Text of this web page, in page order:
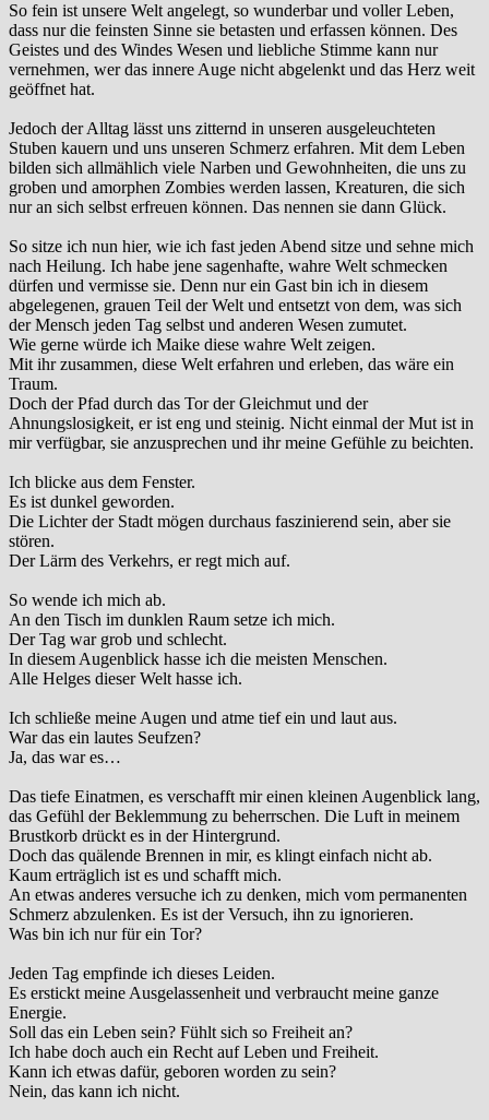
So fein ist unsere Welt angelegt, so wunderbar und voller Leben,
dass nur die feinsten Sinne sie betasten und erfassen können. Des
Geistes und des Windes Wesen und liebliche Stimme kann nur
vernehmen, wer das innere Auge nicht abgelenkt und das Herz weit
geöffnet hat.
Jedoch der Alltag lässt uns zitternd in unseren ausgeleuchteten
Stuben kauern und uns unseren Schmerz erfahren. Mit dem Leben
bilden sich allmählich viele Narben und Gewohnheiten, die uns zu
groben und amorphen Zombies werden lassen, Kreaturen, die sich
nur an sich selbst erfreuen können. Das nennen sie dann Glück.
So sitze ich nun hier, wie ich fast jeden Abend sitze und sehne mich
nach Heilung. Ich habe jene sagenhafte, wahre Welt schmecken
dürfen und vermisse sie. Denn nur ein Gast bin ich in diesem
abgelegenen, grauen Teil der Welt und entsetzt von dem, was sich
der Mensch jeden Tag selbst und anderen Wesen zumutet.
Wie gerne würde ich Maike diese wahre Welt zeigen.
Mit ihr zusammen, diese Welt erfahren und erleben, das wäre ein
Traum.
Doch der Pfad durch das Tor der Gleichmut und der
Ahnungslosigkeit, er ist eng und steinig. Nicht einmal der Mut ist in
mir verfügbar, sie anzusprechen und ihr meine Gefühle zu beichten.
Ich blicke aus dem Fenster.
Es ist dunkel geworden.
Die Lichter der Stadt mögen durchaus faszinierend sein, aber sie
stören.
Der Lärm des Verkehrs, er regt mich auf.
So wende ich mich ab.
An den Tisch im dunklen Raum setze ich mich.
Der Tag war grob und schlecht.
In diesem Augenblick hasse ich die meisten Menschen.
Alle Helges dieser Welt hasse ich.
Ich schließe meine Augen und atme tief ein und laut aus.
War das ein lautes Seufzen?
Ja, das war es…
Das tiefe Einatmen, es verschafft mir einen kleinen Augenblick lang,
das Gefühl der Beklemmung zu beherrschen. Die Luft in meinem
Brustkorb drückt es in der Hintergrund.
Doch das quälende Brennen in mir, es klingt einfach nicht ab.
Kaum erträglich ist es und schafft mich.
An etwas anderes versuche ich zu denken, mich vom permanenten
Schmerz abzulenken. Es ist der Versuch, ihn zu ignorieren.
Was bin ich nur für ein Tor?
Jeden Tag empfinde ich dieses Leiden.
Es erstickt meine Ausgelassenheit und verbraucht meine ganze
Energie.
Soll das ein Leben sein? Fühlt sich so Freiheit an?
Ich habe doch auch ein Recht auf Leben und Freiheit.
Kann ich etwas dafür, geboren worden zu sein?
Nein, das kann ich nicht.